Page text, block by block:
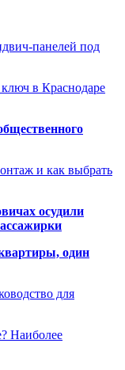
панелей под
в Краснодаре
и как выбрать
осудили
один
для
Наиболее